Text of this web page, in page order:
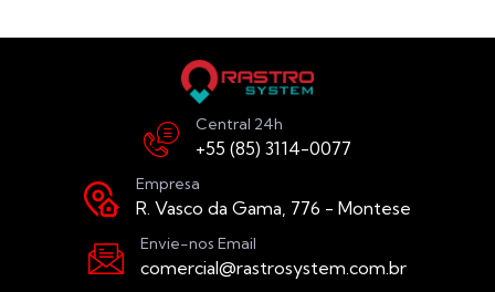
Central 24h
+55 (85) 3114-0077
Empresa
R. Vasco da Gama, 776 - Montese
Envie-nos Email
comercial@rastrosystem.com.br